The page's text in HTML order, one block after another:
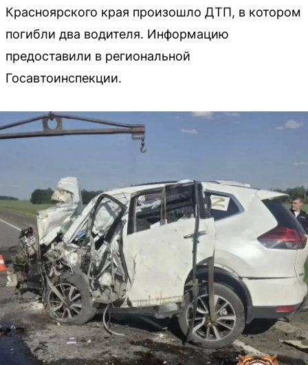
Красноярского края произошло ДТП, в котором
погибли два водителя. Информацию
предоставили в региональной
Госавтоинспекции.